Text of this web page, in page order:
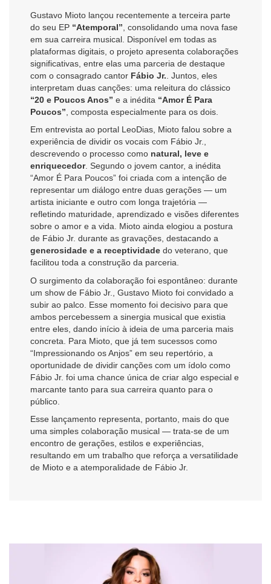
Gustavo Mioto lançou recentemente a terceira parte
do seu EP “Atemporal” , consolidando uma nova fase
em sua carreira musical. Disponível em todas as
plataformas digitais, o projeto apresenta colaborações
significativas, entre elas uma parceria de destaque
com o consagrado cantor Fábio Jr. . Juntos, eles
interpretam duas canções: uma releitura do clássico
“20 e Poucos Anos” e a inédita “Amor É Para
Poucos” , composta especialmente para os dois.
Em entrevista ao portal LeoDias, Mioto falou sobre a
experiência de dividir os vocais com Fábio Jr.,
descrevendo o processo como natural, leve e
enriquecedor. Segundo o jovem cantor, a inédita
“Amor É Para Poucos” foi criada com a intenção de
representar um diálogo entre duas gerações — um
artista iniciante e outro com longa trajetória —
refletindo maturidade, aprendizado e visões diferentes
sobre o amor e a vida. Mioto ainda elogiou a postura
de Fábio Jr. durante as gravações, destacando a
generosidade e a receptividade do veterano, que
facilitou toda a construção da parceria.
O surgimento da colaboração foi espontâneo: durante
um show de Fábio Jr., Gustavo Mioto foi convidado a
subir ao palco. Esse momento foi decisivo para que
ambos percebessem a sinergia musical que existia
entre eles, dando início à ideia de uma parceria mais
concreta. Para Mioto, que já tem sucessos como
“Impressionando os Anjos” em seu repertório, a
oportunidade de dividir canções com um ídolo como
Fábio Jr. foi uma chance única de criar algo especial e
marcante tanto para sua carreira quanto para o
público.
Esse lançamento representa, portanto, mais do que
uma simples colaboração musical — trata-se de um
encontro de gerações, estilos e experiências,
resultando em um trabalho que reforça a versatilidade
de Mioto e a atemporalidade de Fábio Jr.